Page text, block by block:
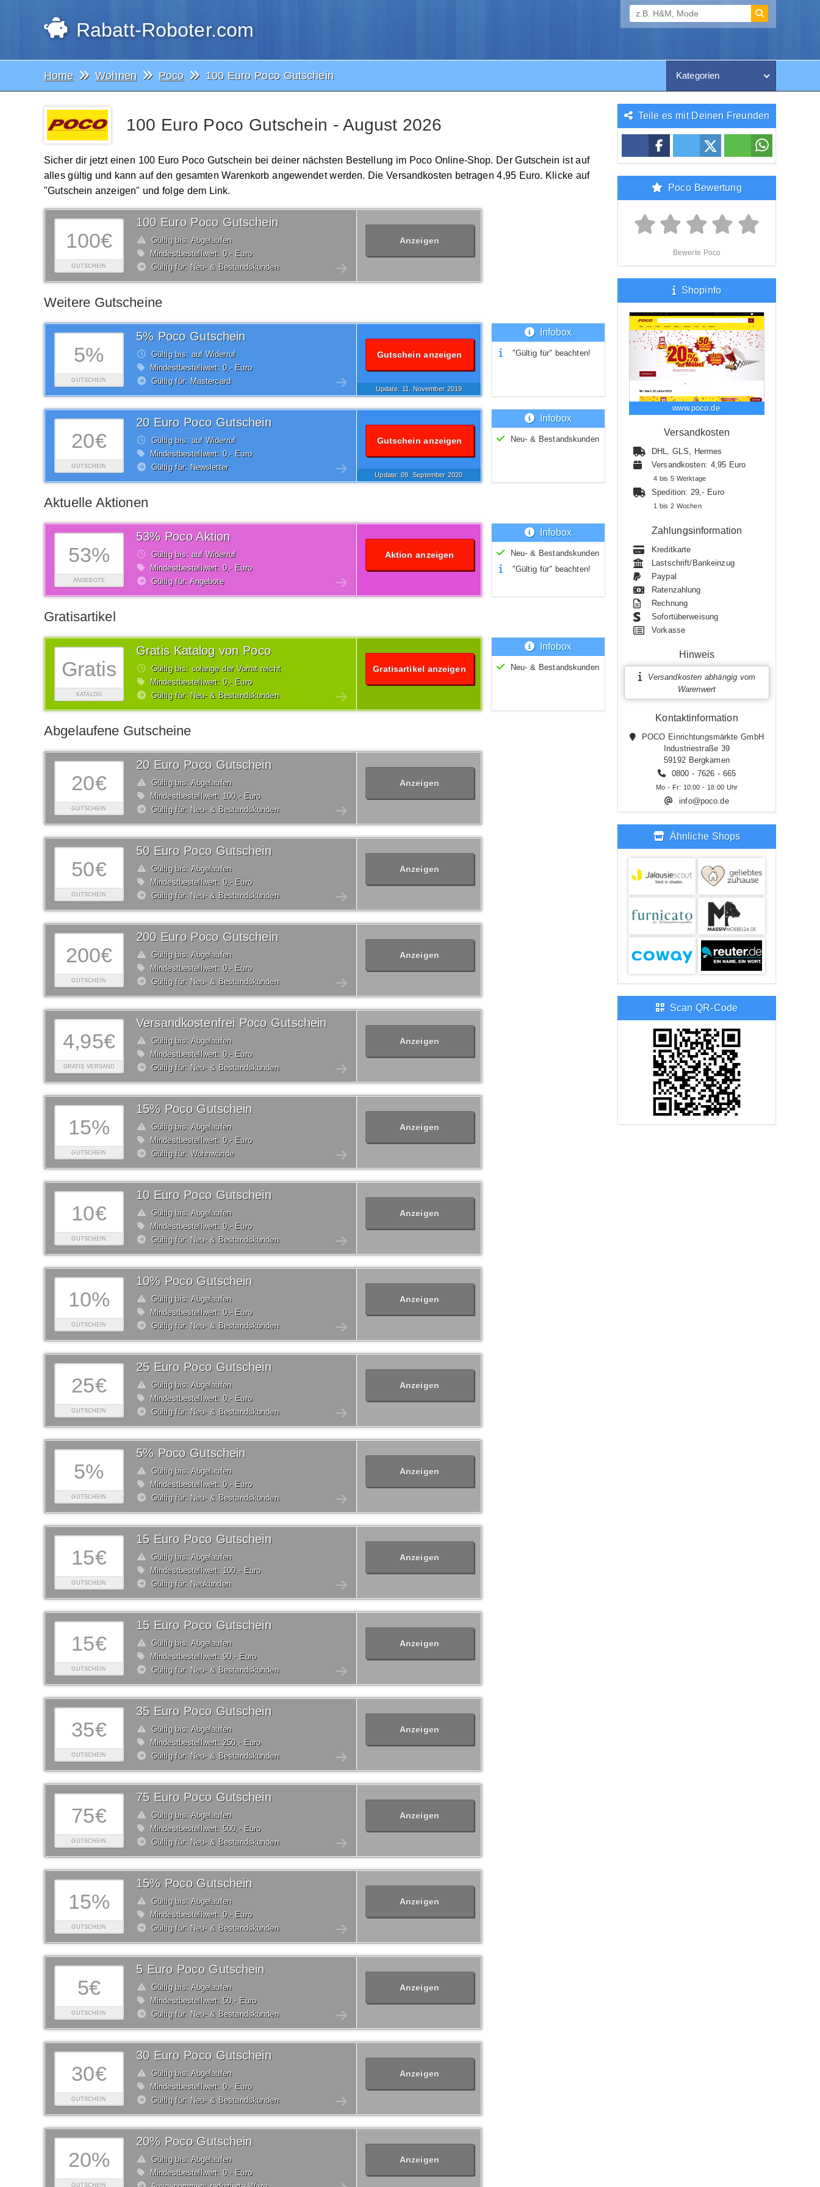
Rabatt-Roboter.com
Home Wohnen Poco 100 Euro Poco Gutschein Kategorien
100 Euro Poco Gutschein - August 2026
Sicher dir jetzt einen 100 Euro Poco Gutschein bei deiner nächsten Bestellung im Poco Online-Shop. Der Gutschein ist auf
alles gültig und kann auf den gesamten Warenkorb angewendet werden. Die Versandkosten betragen 4,95 Euro. Klicke auf
"Gutschein anzeigen" und folge dem Link.
100€
GUTSCHEIN
100 Euro Poco Gutschein
Gültig bis: Abgelaufen
Mindestbestellwert: 0,- Euro
Gültig für: Neu- & Bestandskunden
Anzeigen
Weitere Gutscheine
5%
GUTSCHEIN
5% Poco Gutschein
Gültig bis: auf Widerruf
Mindestbestellwert: 0,- Euro
Gültig für: Mastercard
Gutschein anzeigen
Update: 11. November2019
Infobox
"Gültig für" beachten!
20€
GUTSCHEIN
20 Euro Poco Gutschein
Gültig bis: auf Widerruf
Mindestbestellwert: 0,- Euro
Gültig für: Newsletter
Gutschein anzeigen
Update: 09.September2020
Infobox
Neu- & Bestandskunden
Aktuelle Aktionen
53%
ANGEBOTE
53% Poco Aktion
Gültig bis: auf Widerruf
Mindestbestellwert: 0,- Euro
Gültig für: Angebote
Aktion anzeigen
Infobox
Neu- & Bestandskunden
"Gültig für" beachten!
Gratisartikel
Gratis
KATALOG
Gratis Katalog von Poco
Gültig bis: solange der Vorrat reicht
Mindestbestellwert: 0,- Euro
Gültig für: Neu- & Bestandskunden
Gratisartikel anzeigen
Infobox
Neu- & Bestandskunden
Abgelaufene Gutscheine
20€
GUTSCHEIN
20 Euro Poco Gutschein
Gültig bis: Abgelaufen
Mindestbestellwert: 100,- Euro
Gültig für: Neu- & Bestandskunden
Anzeigen
50€
GUTSCHEIN
50 Euro Poco Gutschein
Gültig bis: Abgelaufen
Mindestbestellwert: 0,- Euro
Gültig für: Neu- & Bestandskunden
Anzeigen
200€
GUTSCHEIN
200 Euro Poco Gutschein
Gültig bis: Abgelaufen
Mindestbestellwert: 0,- Euro
Gültig für: Neu- & Bestandskunden
Anzeigen
4,95€
GRATIS VERSAND
Versandkostenfrei Poco Gutschein
Gültig bis: Abgelaufen
Mindestbestellwert: 0,- Euro
Gültig für: Neu- & Bestandskunden
Anzeigen
15%
GUTSCHEIN
15% Poco Gutschein
Gültig bis: Abgelaufen
Mindestbestellwert: 0,- Euro
Gültig für: Wohnwände
Anzeigen
10€
GUTSCHEIN
10 Euro Poco Gutschein
Gültig bis: Abgelaufen
Mindestbestellwert: 0,- Euro
Gültig für: Neu- & Bestandskunden
Anzeigen
10%
GUTSCHEIN
10% Poco Gutschein
Gültig bis: Abgelaufen
Mindestbestellwert: 0,- Euro
Gültig für: Neu- & Bestandskunden
Anzeigen
25€
GUTSCHEIN
25 Euro Poco Gutschein
Gültig bis: Abgelaufen
Mindestbestellwert: 0,- Euro
Gültig für: Neu- & Bestandskunden
Anzeigen
5%
GUTSCHEIN
5% Poco Gutschein
Gültig bis: Abgelaufen
Mindestbestellwert: 0,- Euro
Gültig für: Neu- & Bestandskunden
Anzeigen
15€
GUTSCHEIN
15 Euro Poco Gutschein
Gültig bis: Abgelaufen
Mindestbestellwert: 100,- Euro
Gültig für: Neukunden
Anzeigen
15€
GUTSCHEIN
15 Euro Poco Gutschein
Gültig bis: Abgelaufen
Mindestbestellwert: 90,- Euro
Gültig für: Neu- & Bestandskunden
Anzeigen
35€
GUTSCHEIN
35 Euro Poco Gutschein
Gültig bis: Abgelaufen
Mindestbestellwert: 250,- Euro
Gültig für: Neu- & Bestandskunden
Anzeigen
75€
GUTSCHEIN
75 Euro Poco Gutschein
Gültig bis: Abgelaufen
Mindestbestellwert: 500,- Euro
Gültig für: Neu- & Bestandskunden
Anzeigen
15%
GUTSCHEIN
15% Poco Gutschein
Gültig bis: Abgelaufen
Mindestbestellwert: 0,- Euro
Gültig für: Neu- & Bestandskunden
Anzeigen
5€
GUTSCHEIN
5 Euro Poco Gutschein
Gültig bis: Abgelaufen
Mindestbestellwert: 50,- Euro
Gültig für: Neu- & Bestandskunden
Anzeigen
30€
GUTSCHEIN
30 Euro Poco Gutschein
Gültig bis: Abgelaufen
Mindestbestellwert: 0,- Euro
Gültig für: Neu- & Bestandskunden
Anzeigen
20%
GUTSCHEIN
20% Poco Gutschein
Gültig bis: Abgelaufen
Mindestbestellwert: 0,- Euro
Anzeigen
Teile es mit Deinen Freunden
Poco Bewertung
Bewerte Poco
Shopinfo
www.poco.de
Versandkosten
DHL, GLS, Hermes
Versandkosten: 4,95 Euro
4 bis 5 Werktage
Spedition: 29,- Euro
1 bis 2 Wochen
Zahlungsinformation
Kreditkarte
Lastschrift/Bankeinzug
Paypal
Ratenzahlung
Rechnung
Sofortüberweisung
Vorkasse
Hinweis
Versandkosten abhängig vom
Warenwert
Kontaktinformation
POCO Einrichtungsmärkte GmbH
Industriestraße 39
59192 Bergkamen
0800 - 7626 - 665
Mo - Fr: 10:00 - 18:00 Uhr
info@poco.de
Ähnliche Shops
Scan QR-Code